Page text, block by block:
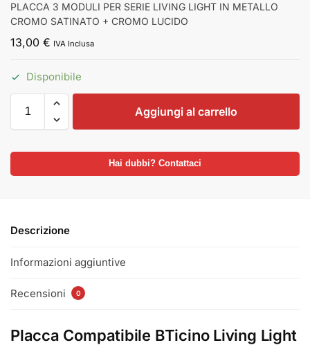
PLACCA 3 MODULI PER SERIE LIVING LIGHT IN METALLO
CROMO SATINATO + CROMO LUCIDO
13,00 € IVA Inclusa
Disponibile
Aggiungi al carrello
Hai dubbi? Contattaci
Descrizione
Informazioni aggiuntive
Recensioni 0
Placca Compatibile BTicino Living Light